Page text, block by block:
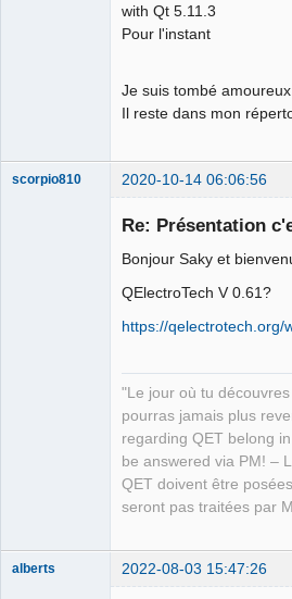
with Qt 5.11.3
Pour l'instant
Je suis tombé
Il reste dans mon
scorpio810 2020-10-14 06:06:56
Re: Présentation
Bonjour Saky et
QElectroTech V 0.61?
https://qelectrotech.org/
"Le jour où tu
pourras jamais plus
regarding QET belong
be answered via PM! –
QET doivent être
seront pas traitées par
alberts 2022-08-03 15:47:26